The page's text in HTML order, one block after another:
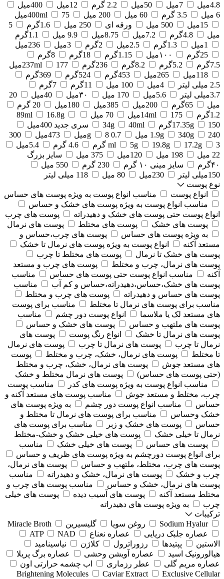
4.8میل
7میل 50میل 2.2 گرم 12میل
400میل
6 میل
3.5 گرم 60 میل 200 میل 400ml
75میل
15میل
500 میل ورقه ای 250 میل 1.6گرم
5
میل
4.8گرم 7.2میل 8.75میل 9.9 میل
1.1گرم
1میل
1.3گرم 2.5میل 2گرم 3میل
236میل
25گرم
۱۰۰میل 1.15گرم 18گرم
8گرم
7.5گرم
5.2گرم 8.2گرم 236گرم 237ml
177میل
118میل
265میل 453گرم 524گرم
369گرم
2.5 میلی لیتر
4میل 100 میل 11گرم
7گرم
3.7میلی لیتر
5.6میل 170 میل ۳۰میل 40میل
20
میل
65گرم 200میل 385میل 180میل
20 گرم
1.2گرم
14ml 175میل 70 میل 89ml
16.8g
17.35g
150گرم 34g 40ml
سری جدید 400میل
1.9g
340g 240 میل 0.7 g 8میل 473میل
300
ml
5g 19.8g 17.2g 3 گرم 4.6 گرم
5.4میل
22 میل
198 میل 120میل 375 میل
سایز بزرگ
۴۰گرم
سایز مینی ۱۰ گرم 230 گرم
550 میل
150میلی لیتر
230میل 80 میل
118 میلی لیتر
نوع پوست
انواع پوست
مناسب انواع پوست به ویژه پوست های حساس
مناسب انواع پوست به ویژه پوست های خشک و حساس
انواع پوست حتی پوست های خشک و دهیدراته
پوست های چرب
پوست های خشک
پوست های مختلط
پوست های نرمال
به ویژه پوست های حساس
پوست های چرب،حساس و
مستعد آکنه
انواع پوست به ویژه پوست های نرمال تا خشک
پوست های خشک تا نرمال
پوست های مختلط تا چرب
پوست های نرمال، چرب و مختلط
پوست های چرب و مستعد
آکنه
مناسب انواع پوست حتی پوست های حساس
مناسب
پوست های خشک،حساس،دهیدراته،حساس و کم آب
مناسب
پوست های حساس و دهیدراته
پوست های چرب و مختلط
مناسب برای پوست های نرمال تا مختلط
مناسب برای پوست
های مستعد لک یا ملاسما
انواع پوست دور چشم
مناسب
پوست های ملتهب و حساس
پوست های خشک و حساس
پوست های نرمال تا خشک
انواع رنگ پوست
پوست های
نرمال تا چرب
پوست های نرمال تا چرب
پوست های نرمال
تا مختلط
پوست های نرمال، خشک، چرب و مختلط
پوست
های مستعد جوش
پوست های نرمال، خشک، چرب و مختلط
(حتی پوست های حساس)
پوست های نرمال مختلط و خشک
مناسب انواع پوست به ویژه پوست های کدر
مناسب پوست
چرب، مختلط و مستعد جوش
مناسب پوست های مستعد آکنه و
حساس
مناسب انواع پوست دور چشم
به ویژه پوست های
خشک وحساس
مناسب برای پوست های نرمال تا مختلط و
حساس
پوست های خشک و زبر
مناسب برای پوست های
نرمال تا خیلی خشک
پوست های خیلی خشک و خشک-مختلط
پوست های حساس
پوست های خیلی خشک
مناسب
برای انواع پوست دورچشم به ویژه پوست های ظریف و حساس
پوست های چرب، مختلط، ملتهب و حساس
پوست های نرمال،
چرب و خشک
پوست های نرمال، خشک و دهیدراته
مناسب
پوست های نرمال، خشک و حساس
مناسب پوست های چرب و
مختلط مستعد آکنه
پوست های آسیب دیده
پوست های خیلی
چرب
به ویژه پوست های دهیدراته
ترکیبات
Sodium Hyalur
روغن سویا گلیسیرین
Miracle Broth
عصاره جلبک دریایی
عصاره نعناع ATP
NAD
الاستین
پپتیدها رزوراترول کلاژن
⁠نیاسینامید
هیالورونیک اسید
عصاره آویشن وحشی
عصاره برگ پریلا
عصاره مریم گلی
عطر رزماری
اب چشمه حرارتی اون
Brightening Molecules
Caviar Extract
Exclusive Cellular